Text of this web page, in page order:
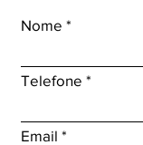
Nome
Telefone
Email